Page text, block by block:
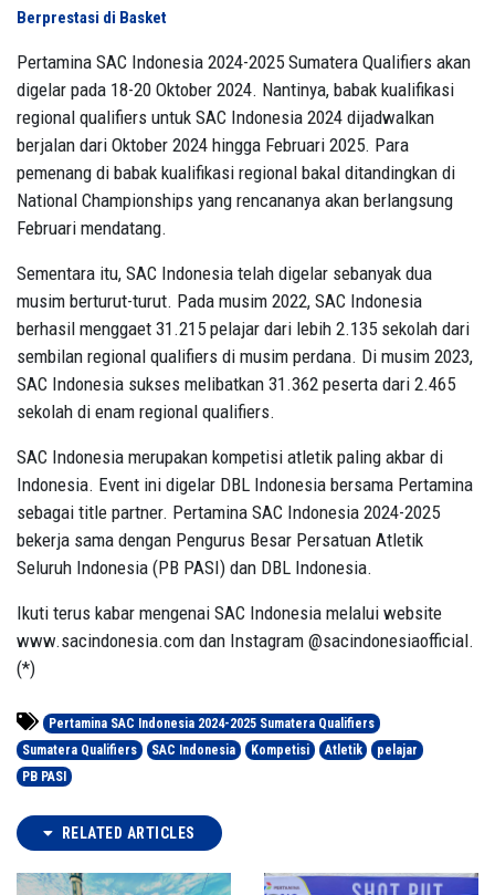
Berprestasi di Basket
Pertamina SAC Indonesia 2024-2025 Sumatera Qualifiers akan
digelar pada 18-20 Oktober 2024. Nantinya, babak kualifikasi
regional qualifiers untuk SAC Indonesia 2024 dijadwalkan
berjalan dari Oktober 2024 hingga Februari 2025. Para
pemenang di babak kualifikasi regional bakal ditandingkan di
National Championships yang rencananya akan berlangsung
Februari mendatang.
Sementara itu, SAC Indonesia telah digelar sebanyak dua
musim berturut-turut. Pada musim 2022, SAC Indonesia
berhasil menggaet 31.215 pelajar dari lebih 2.135 sekolah dari
sembilan regional qualifiers di musim perdana. Di musim 2023,
SAC Indonesia sukses melibatkan 31.362 peserta dari 2.465
sekolah di enam regional qualifiers.
SAC Indonesia merupakan kompetisi atletik paling akbar di
Indonesia. Event ini digelar DBL Indonesia bersama Pertamina
sebagai title partner. Pertamina SAC Indonesia 2024-2025
bekerja sama dengan Pengurus Besar Persatuan Atletik
Seluruh Indonesia (PB PASI) dan DBL Indonesia.
Ikuti terus kabar mengenai SAC Indonesia melalui website
www.sacindonesia.com dan Instagram @sacindonesiaofficial.
(*)
Pertamina SAC Indonesia 2024-2025 Sumatera Qualifiers
Sumatera Qualifiers
SAC Indonesia Kompetisi Atletik
pelajar
PB PASI
RELATED ARTICLES